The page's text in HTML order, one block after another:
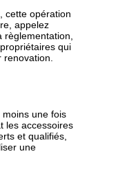
cette opération
appelez
qui
une fois
les accessoires
et qualifiés,
une